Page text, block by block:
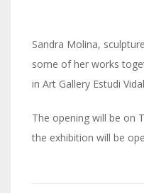
Sandra Molina,
some of her works
in Art Gallery Estudi
The opening will be on
the exhibition will be